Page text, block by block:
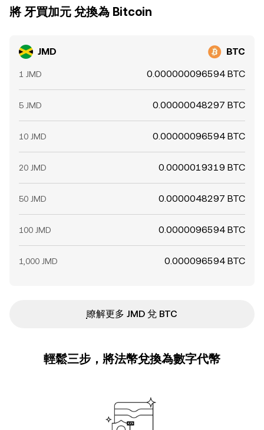
將 牙買加元 兌換為 Bitcoin
JMD BTC
1 JMD 0.000000096594 BTC
5 JMD 0.00000048297 BTC
10 JMD 0.00000096594 BTC
20 JMD 0.0000019319 BTC
50 JMD 0.0000048297 BTC
100 JMD 0.0000096594 BTC
1,000 JMD 0.000096594 BTC
ִִִִִִִִִִִִִִִִִִִִִִִִִִִִִִִִִִִִִִִִִִִִִִִ瞭解更多 JMD 兌 BTC
輕鬆三步，將法幣兌換為數字代幣